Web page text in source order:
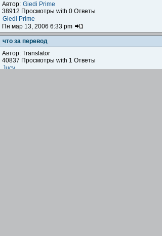
Автор: Giedi Prime
38912 Просмотры with 0 Ответы
Giedi Prime
Пн мар 13, 2006 6:33 pm
что за перевод
Автор: Translator
40837 Просмотры with 1 Ответы
Jucy